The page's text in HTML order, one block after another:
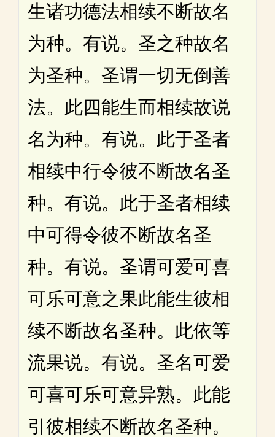
生诸功德法相续不断故名
为种。有说。圣之种故名
为圣种。圣谓一切无倒善
法。此四能生而相续故说
名为种。有说。此于圣者
相续中行令彼不断故名圣
种。有说。此于圣者相续
中可得令彼不断故名圣
种。有说。圣谓可爱可喜
可乐可意之果此能生彼相
续不断故名圣种。此依等
流果说。有说。圣名可爱
可喜可乐可意异熟。此能
引彼相续不断故名圣种。